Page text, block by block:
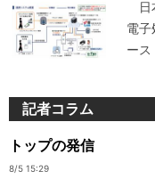
日
電
ース
記者コラム
トップの発信
8/5 15:29